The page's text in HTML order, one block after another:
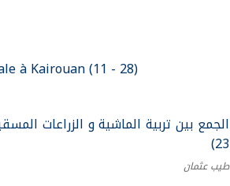
à Kairouan (11 - 28)
23)
طيب عثمان